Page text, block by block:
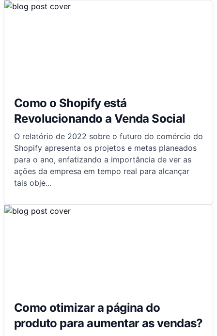
Como o Shopify está
Revolucionando a Venda Social
O relatório de 2022 sobre o futuro do comércio do
Shopify apresenta os projetos e metas planeados
para o ano, enfatizando a importância de ver as
ações da empresa em tempo real para alcançar
tais obje...
Como otimizar a página do
produto para aumentar as vendas?